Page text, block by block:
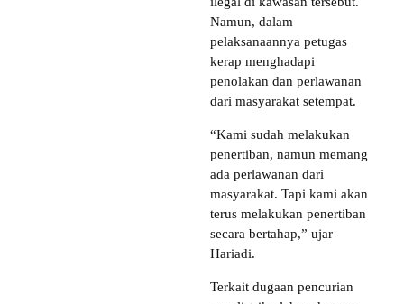
Namun, dalam
pelaksanaannya petugas
kerap menghadapi
penolakan dan perlawanan
dari masyarakat setempat.
“Kami sudah melakukan
penertiban, namun memang
ada perlawanan dari
masyarakat. Tapi kami akan
terus melakukan penertiban
secara bertahap,” ujar
Hariadi.
Terkait dugaan pencurian